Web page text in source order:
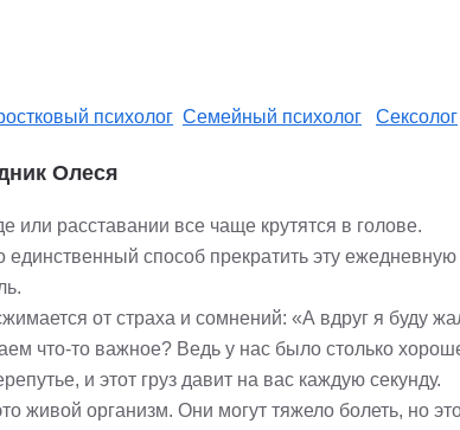
психолог Семейный психолог Сексолог
Олеся
или расставании все чаще крутятся в голове.
единственный способ прекратить эту ежедневную
от страха и сомнений: «А вдруг я буду
что-то важное? Ведь у нас было столько
и этот груз давит на вас каждую секунду.
живой организм. Они могут тяжело болеть, но